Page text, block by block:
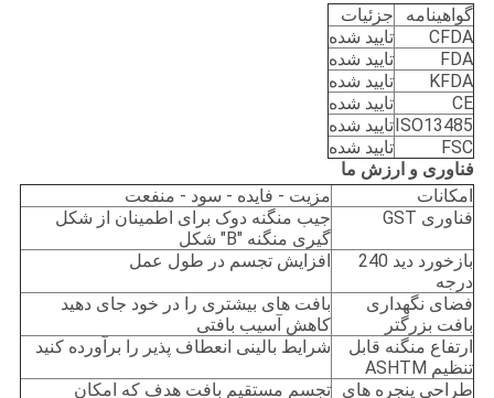
گواهینامه
جزئیات
CFDA
تایید شده
FDA
تایید شده
KFDA
تایید شده
CE
تایید شده
ISO13485تایید شده
FSC
تایید شده
فناوری و ارزش ما
امکانات
مزیت - فایده - سود - منفعت
فناوری GST
جیب منگنه دوک برای اطمینان از شکل
گیری منگنه "B" شکل
بازخورد دید 240
درجه
افزایش تجسم در طول عمل
فضای نگهداری
بافت بزرگتر
بافت های بیشتری را در خود جای دهید
کاهش آسیب بافتی
ارتفاع منگنه قابل
تنظیم ASHTM
شرایط بالینی انعطاف پذیر را برآورده کنید
طراحی پنجره های تجسم مستقیم بافت هدف که امکان